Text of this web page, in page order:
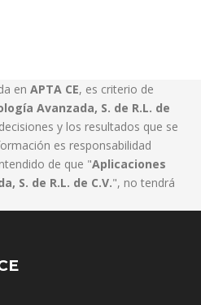
en APTA CE, es criterio de
Avanzada, S. de R.L. de
y los resultados que se
es responsabilidad
de que "Aplicaciones
S. de R.L. de C.V.", no tendrá